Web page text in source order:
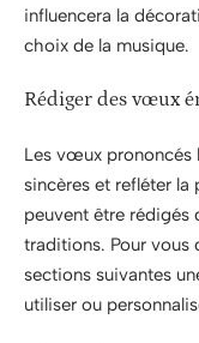
influencera la
choix de la musique.
Rédiger des vœux
Les vœux prononcés
sincères et refléter
peuvent être rédigés
traditions. Pour vous
sections suivantes
utiliser ou